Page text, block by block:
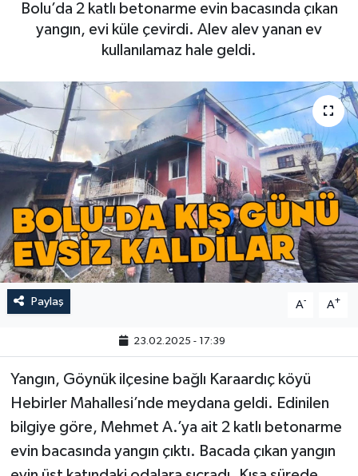
Bolu’da 2 katlı betonarme evin bacasında çıkan
yangın, evi küle çevirdi. Alev alev yanan ev
kullanılamaz hale geldi.
Paylaş A- A+
23.02.2025 - 17:39
Yangın, Göynük ilçesine bağlı Karaardıç köyü
Hebirler Mahallesi’nde meydana geldi. Edinilen
bilgiye göre, Mehmet A.’ya ait 2 katlı betonarme
evin bacasında yangın çıktı. Bacada çıkan yangın